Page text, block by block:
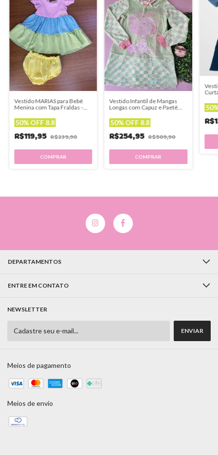
Vestido MARIAS para Bebê
Menina com Tapa Fraldas -
50% OFF 8.8
R$119,95 R$239,90
COMPRAR
Vestido Infantil de Mangas
Longas com Capuz e Paetê
50% OFF 8.8
R$254,95 R$509,90
COMPRAR
DEPARTAMENTOS
ENTRE EM CONTATO
NEWSLETTER
Meios de pagamento
Meios de envio